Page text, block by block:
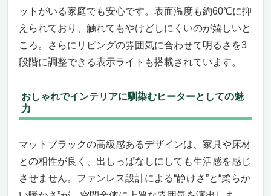
ットがいる家庭でも安心です。表面温度も約60℃に抑
えられており、触れてもやけどしにくいのが嬉しいと
ころ。さらにリビングの雰囲気に合わせて明るさを3
段階に調整できる表示ライトも搭載されています。
おしゃれでインテリアに馴染むヒーターとしての魅
力
マットブラックの高級感あるデザインは、家具や床材
との相性が良く、出しっぱなしにしても生活感を感じ
させません。ファンレス設計による“静けさ”と“柔らか